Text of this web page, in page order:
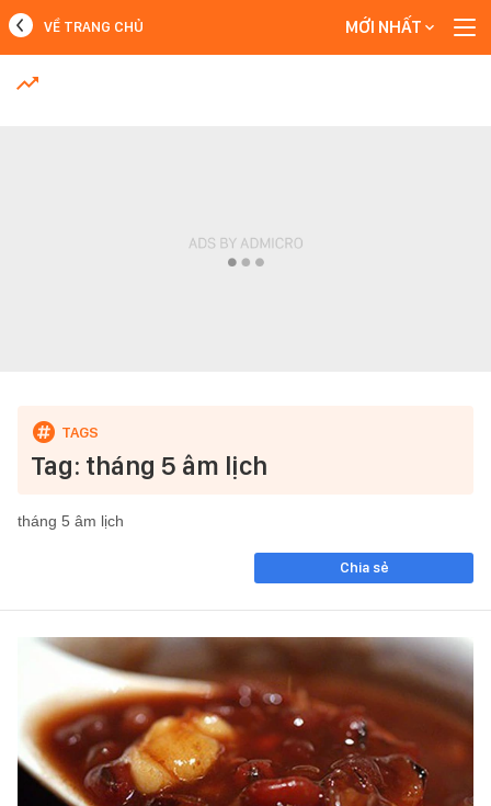
MỚI NHẤT
VỀ TRANG CHỦ MỚI NHẤT
Tag: tháng 5 âm lịch
tháng 5 âm lịch
Chia sẻ